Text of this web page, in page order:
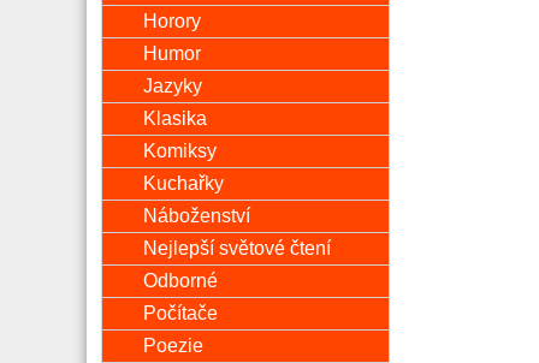
Horory
Humor
Jazyky
Klasika
Komiksy
Kuchařky
Náboženství
Nejlepší světové čtení
Odborné
Počítače
Poezie